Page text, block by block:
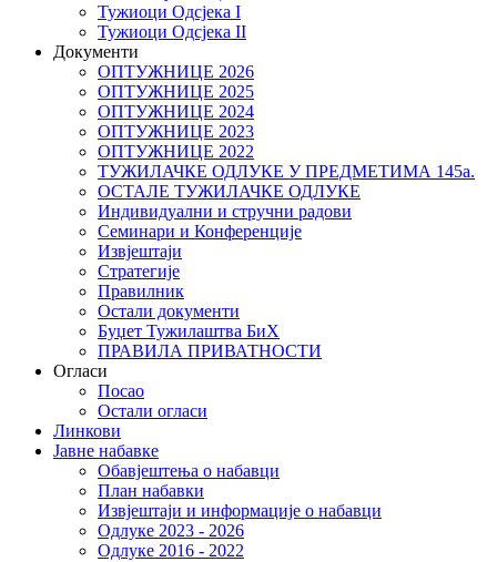
Тужиоци Oдсјекa I
Тужиоци Oдсјекa II
Документи
ОПТУЖНИЦЕ 2026
ОПТУЖНИЦЕ 2025
ОПТУЖНИЦЕ 2024
ОПТУЖНИЦЕ 2023
ОПТУЖНИЦЕ 2022
ТУЖИЛАЧКЕ ОДЛУКЕ У ПРЕДМЕТИМА 145а.
ОСТАЛЕ ТУЖИЛАЧКЕ ОДЛУКЕ
Индивидуални и стручни радови
Семинари и Конференције
Извјештаји
Стратегије
Правилник
Остали документи
Буџет Тужилаштва БиХ
ПРАВИЛА ПРИВАТНОСТИ
Огласи
Посао
Остали огласи
Линкови
Јавне набавке
Обавјештења о набавци
План набавки
Извјештаји и информације о набавци
Одлуке 2023 - 2026
Одлуке 2016 - 2022